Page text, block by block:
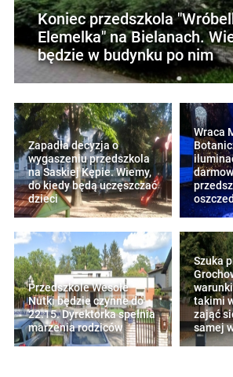
Koniec przedszkola
Elemelka" na Bielanach.
będzie w budynku po nim
Zapadła decyzja o
wygaszeniu przedszkola
na Saskiej Kępie. Wiemy,
do kiedy będą uczęszczać
dzieci
Wraca
Przedszkole Wesołe
Nutki będzie czynne do
22.15. Dyrektorka spełnia
marzenia rodziców
Szuka
takimi
zająć
samej